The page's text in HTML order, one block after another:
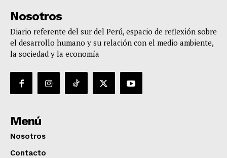
Nosotros
Diario referente del sur del Perú, espacio de reflexión sobre
el desarrollo humano y su relación con el medio ambiente,
la sociedad y la economía
Menú
Nosotros
Contacto